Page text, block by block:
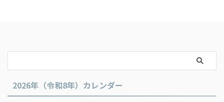
2026年（令和8年）カレンダー